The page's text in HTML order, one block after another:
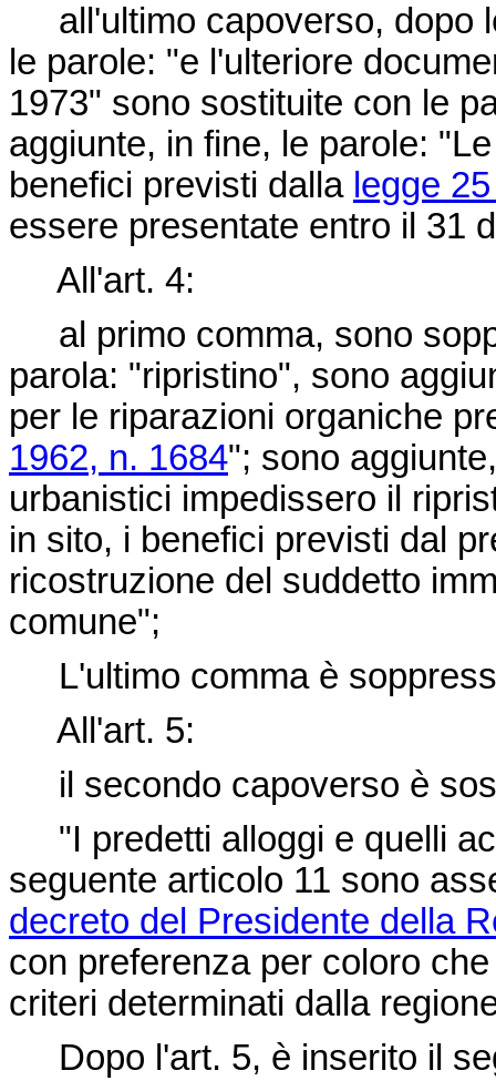
all'ultimo capoverso, dopo
le parole: "e l'ulteriore
1973" sono sostituite con le
aggiunte, in fine, le parole:
benefici previsti dalla legge
essere presentate entro il 31
All'art. 4:
al primo comma, sono
parola: "ripristino", sono
per le riparazioni organiche
1962, n. 1684"; sono
urbanistici impedissero il
in sito, i benefici previsti dal
ricostruzione del suddetto
comune";
L'ultimo comma è
All'art. 5:
il secondo capoverso è
"I predetti alloggi e quelli
seguente articolo 11 sono
decreto del Presidente della
con preferenza per coloro
criteri determinati dalla
Dopo l'art. 5, è inserito il